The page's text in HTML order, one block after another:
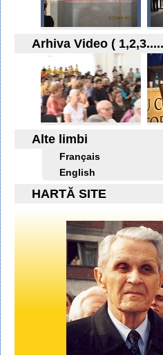
Arhiva Video (
Alte limbi
Français
English
HARTĂ SITE